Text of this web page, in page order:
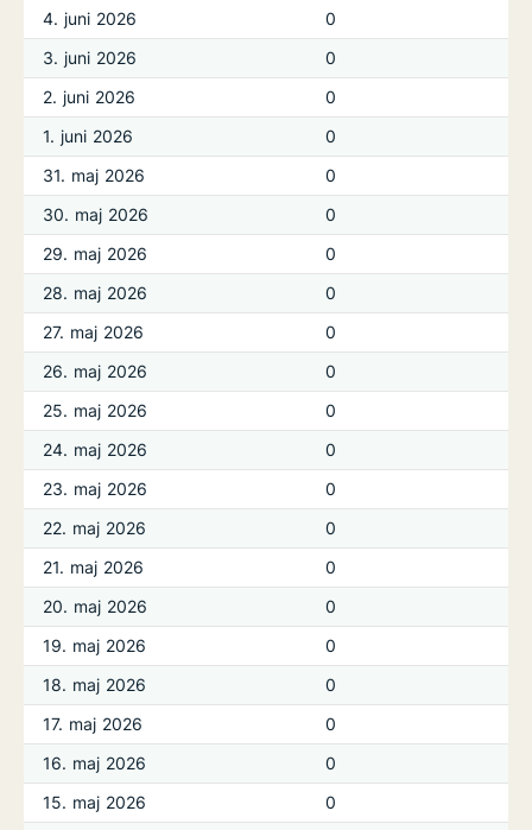
4. juni 2026
0
3. juni 2026
0
2. juni 2026
0
1. juni 2026
0
31. maj 2026
0
30. maj 2026
0
29. maj 2026
0
28. maj 2026
0
27. maj 2026
0
26. maj 2026
0
25. maj 2026
0
24. maj 2026
0
23. maj 2026
0
22. maj 2026
0
21. maj 2026
0
20. maj 2026
0
19. maj 2026
0
18. maj 2026
0
17. maj 2026
0
16. maj 2026
0
15. maj 2026
0